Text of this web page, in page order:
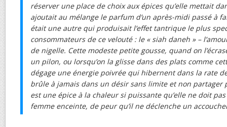
réserver une place de choix aux épices qu’elle mettait
ajoutait au mélange le parfum d’un après-midi passé à
était une autre qui produisait l’effet tantrique le plus
consommateurs de ce velouté : le « siah daneh » –
de nigelle. Cette modeste petite gousse, quand on
un pilon, ou lorsqu’on la glisse dans des plats comme
dégage une énergie poivrée qui hibernent dans la rate
brûle à jamais dans un désir sans limite et non partager
est une épice à la chaleur si puissante qu’elle ne doit
femme enceinte, de peur qu’il ne déclenche un